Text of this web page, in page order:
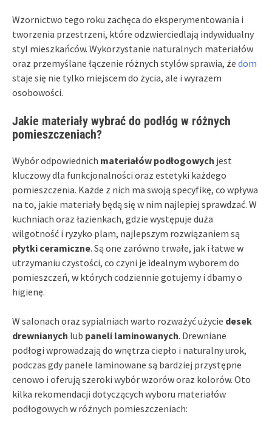
Wzornictwo tego roku zachęca do eksperymentowania i
tworzenia przestrzeni, które odzwierciedlają indywidualny
styl mieszkańców. Wykorzystanie naturalnych materiałów
oraz przemyślane łączenie różnych stylów sprawia, że dom
staje się nie tylko miejscem do życia, ale i wyrazem
osobowości.
Jakie materiały wybrać do podłóg w różnych
pomieszczeniach?
Wybór odpowiednich materiałów podłogowych jest
kluczowy dla funkcjonalności oraz estetyki każdego
pomieszczenia. Każde z nich ma swoją specyfikę, co wpływa
na to, jakie materiały będą się w nim najlepiej sprawdzać. W
kuchniach oraz łazienkach, gdzie występuje duża
wilgotność i ryzyko plam, najlepszym rozwiązaniem są
płytki ceramiczne. Są one zarówno trwałe, jak i łatwe w
utrzymaniu czystości, co czyni je idealnym wyborem do
pomieszczeń, w których codziennie gotujemy i dbamy o
higienę.
W salonach oraz sypialniach warto rozważyć użycie desek
drewnianych lub paneli laminowanych. Drewniane
podłogi wprowadzają do wnętrza ciepło i naturalny urok,
podczas gdy panele laminowane są bardziej przystępne
cenowo i oferują szeroki wybór wzorów oraz kolorów. Oto
kilka rekomendacji dotyczących wyboru materiałów
podłogowych w różnych pomieszczeniach: